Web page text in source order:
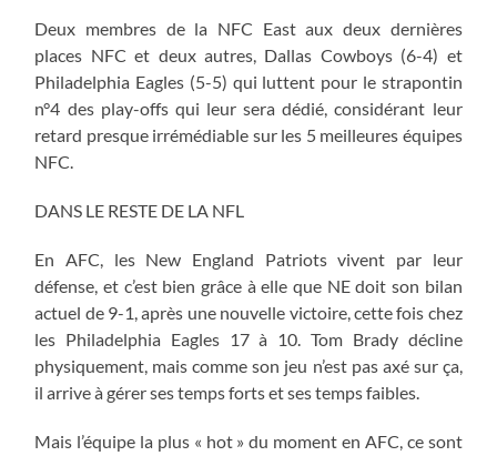
Deux membres de la NFC East aux deux dernières
places NFC et deux autres, Dallas Cowboys (6-4) et
Philadelphia Eagles (5-5) qui luttent pour le strapontin
n°4 des play-offs qui leur sera dédié, considérant leur
retard presque irrémédiable sur les 5 meilleures équipes
NFC.
DANS LE RESTE DE LA NFL
En AFC, les New England Patriots vivent par leur
défense, et c’est bien grâce à elle que NE doit son bilan
actuel de 9-1, après une nouvelle victoire, cette fois chez
les Philadelphia Eagles 17 à 10. Tom Brady décline
physiquement, mais comme son jeu n’est pas axé sur ça,
il arrive à gérer ses temps forts et ses temps faibles.
Mais l’équipe la plus « hot » du moment en AFC, ce sont